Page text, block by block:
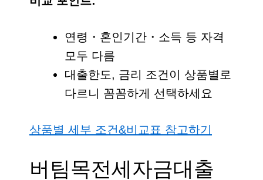
연령・혼인기간・소득 등 자격
모두 다름
대출한도, 금리 조건이 상품별로
다르니 꼼꼼하게 선택하세요
상품별 세부 조건&비교표 참고하기
버팀목전세자금대출